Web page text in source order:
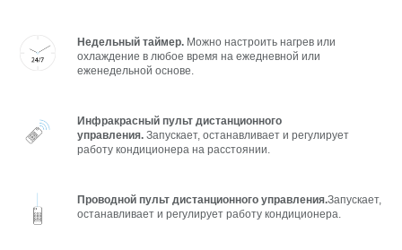
Недельный таймер. Можно настроить нагрев или
охлаждение в любое время на ежедневной или
еженедельной основе.
Инфракрасный пульт дистанционного
управления.Запускает, останавливает и регулирует
работу кондиционера на расстоянии.
Проводной пульт дистанционного управления.Запускает,
останавливает и регулирует работу кондиционера.